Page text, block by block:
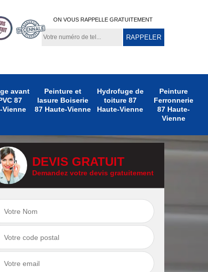
ON VOUS RAPPELLE GRATUITEMENT
avant
87
Vienne
Peinture et
lasure Boiserie
87 Haute-Vienne
Hydrofuge de
toiture 87
Haute-Vienne
Peinture
Ferronnerie
87 Haute-
Vienne
Peinture Extérieure
87 Haute-Vienne
Ferronnerie 87
Haute-Vienne
DEVIS GRATUIT
Demandez votre devis gratuitement